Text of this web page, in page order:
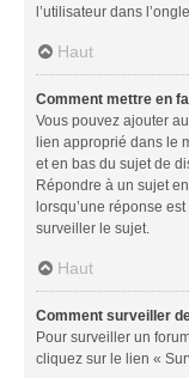
l’utilisateur dans
Haut
Comment mettre en
Vous pouvez ajouter
lien approprié dans le
et en bas du sujet de
Répondre à un sujet
lorsqu’une réponse
surveiller le sujet.
Haut
Comment surveiller
Pour surveiller un
cliquez sur le lien «